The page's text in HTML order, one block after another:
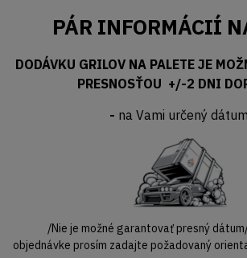
PÁR INFORMÁCIÍ
DODÁVKU GRILOV NA PALETE JE
PRESNOSŤOU +/-2 DNI
- na Vami určený
/Nie je možné garantovať presný dátum/
objednávke prosím zadajte požadovaný